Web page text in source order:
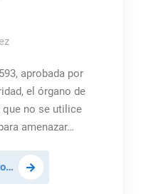
aprobada por
el órgano de
no se utilice
amenazar…
Resolución
del